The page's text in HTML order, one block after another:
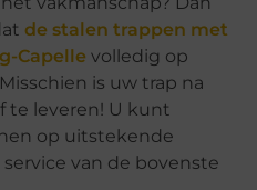
de stalen trappen met
Capelle volledig op
is uw trap na
te leveren! U kunt
op uitstekende
van de bovenste